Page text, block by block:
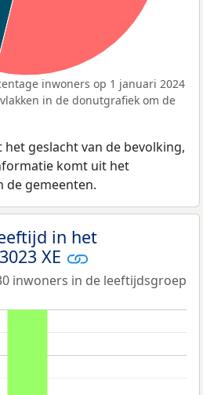
inwoners op 1 januari 2024
in de donutgrafiek om de
geslacht van de bevolking,
komt uit het
de gemeenten.
in het
XE
inwoners in de leeftijdsgroep